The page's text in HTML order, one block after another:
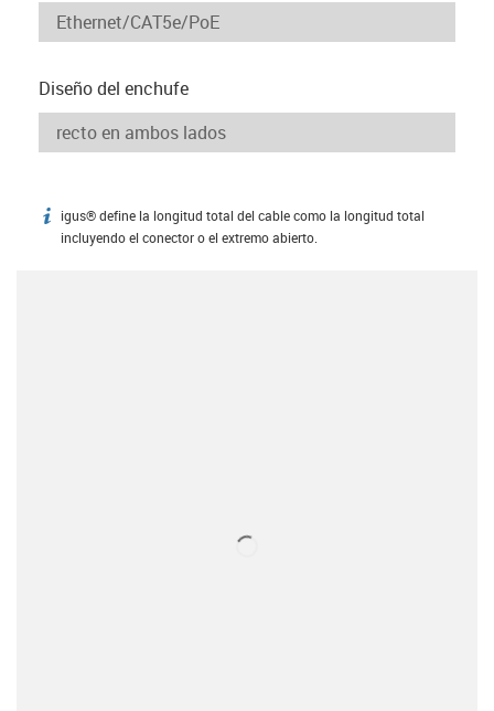
Diseño del enchufe
igus-icon-info
igus® define la longitud total del cable como la longitud total
incluyendo el conector o el extremo abierto.